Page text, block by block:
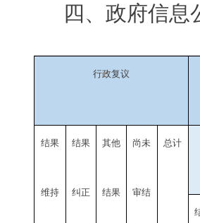
四、政府信息
行政复议
结果
维持
结果
纠正
其他
结果
尚未
审结
总计